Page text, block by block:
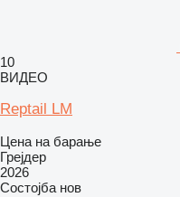
10
ВИДЕО
Reptail LM
Цена на барање
Грејдер
2026
Состојба нов